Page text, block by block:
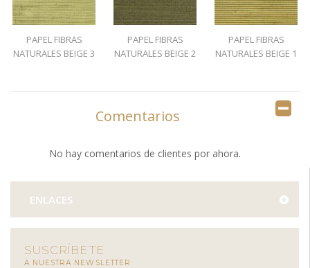
PAPEL FIBRAS
NATURALES BEIGE 3
PAPEL FIBRAS
NATURALES BEIGE 2
PAPEL FIBRAS
NATURALES BEIGE 1
Comentarios
No hay comentarios de clientes por ahora.
ENLACES
SUSCRÍBETE
A NUESTRA NEWSLETTER